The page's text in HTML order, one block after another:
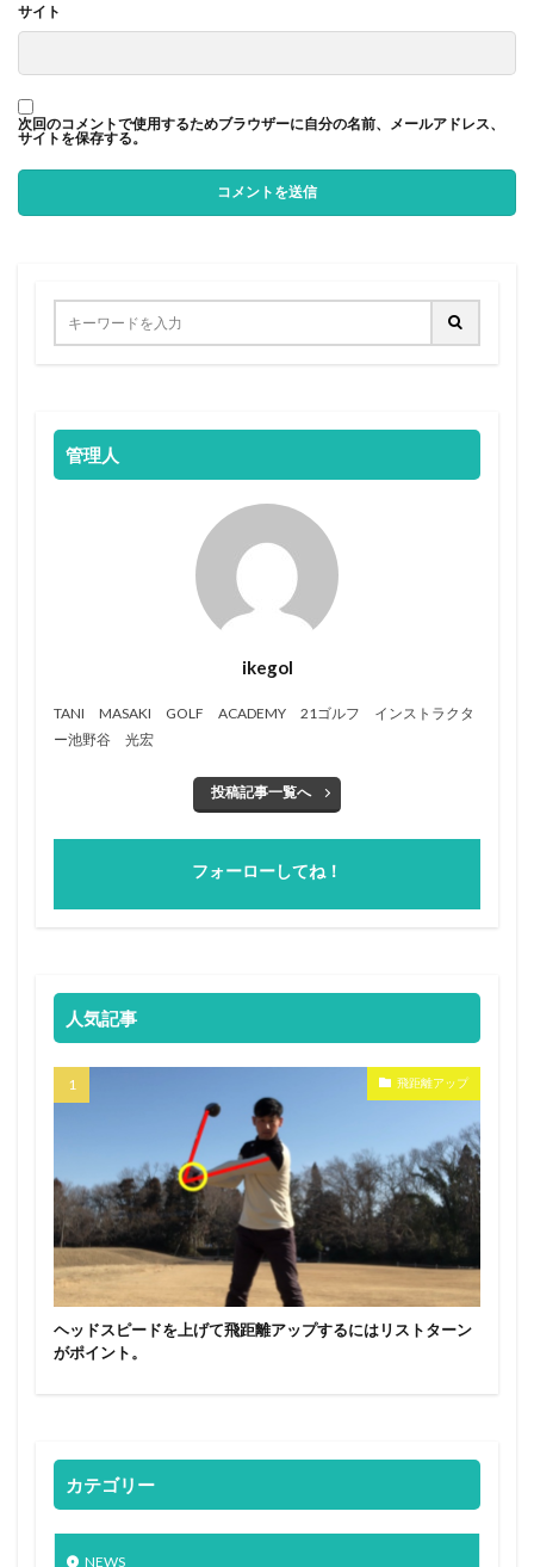
サイト
次回のコメントで使用するためブラウザーに自分の名前、メールアドレス、
サイトを保存する。
管理人
ikegol
TANI MASAKI GOLF ACADEMY 21ゴルフ インストラクタ
ー池野谷 光宏
投稿記事一覧へ
フォーローしてね！
人気記事
飛距離アップ
ヘッドスピードを上げて飛距離アップするにはリストターン
がポイント。
カテゴリー
NEWS